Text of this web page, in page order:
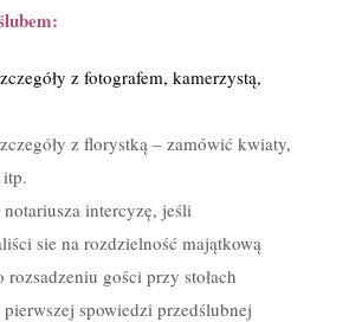
z fotografem, kamerzystą,
z florystką – zamówić kwiaty,
intercyzę, jeśli
sie na rozdzielność majątkową
rozsadzeniu gości przy stołach
spowiedzi przedślubnej